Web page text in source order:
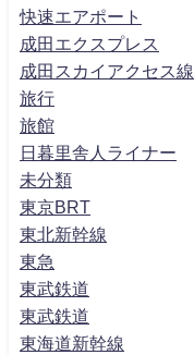
快速エアポート
成田エクスプレス
成田スカイアクセス線
旅行
旅館
日暮里舎人ライナー
未分類
東京BRT
東北新幹線
東急
東武鉄道
東武鉄道
東海道新幹線